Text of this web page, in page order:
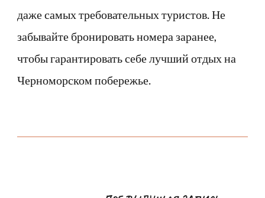
даже самых требовательных туристов. Не
забывайте бронировать номера заранее,
чтобы гарантировать себе лучший отдых на
Черноморском побережье.